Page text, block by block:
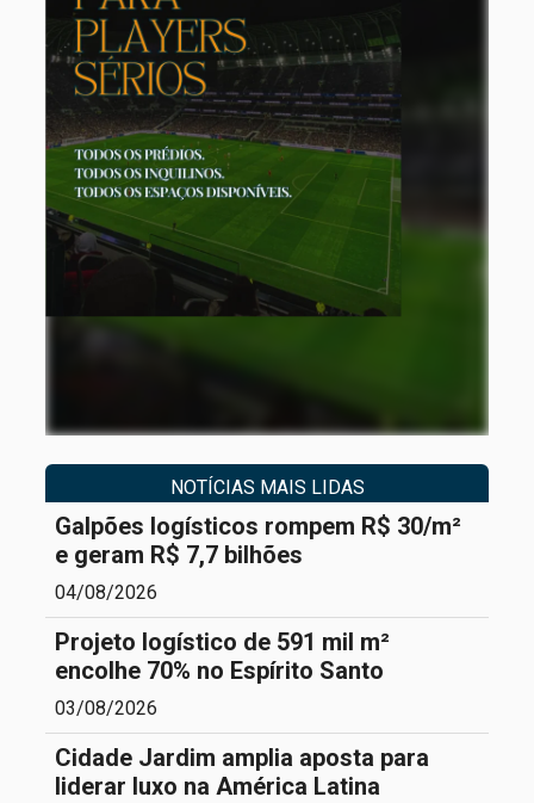
NOTÍCIAS MAIS LIDAS
Galpões logísticos rompem R$ 30/m²
e geram R$ 7,7 bilhões
04/08/2026
Projeto logístico de 591 mil m²
encolhe 70% no Espírito Santo
03/08/2026
Cidade Jardim amplia aposta para
liderar luxo na América Latina